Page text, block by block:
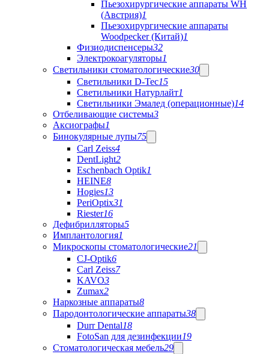
Пьезохирургические аппараты WH
(Австрия)1
Пьезохирургические аппараты
Woodpecker (Китай)1
Физиодиспенсеры32
Электрокоагуляторы1
Светильники стоматологические30
Светильники D-Tec15
Светильники Натурлайт1
Светильники Эмалед (операционные)14
Отбеливающие системы3
Аксиографы1
Бинокулярные лупы75
Carl Zeiss4
DentLight2
Eschenbach Optik1
HEINE8
Hogies13
PeriOptix31
Riester16
Дефибрилляторы5
Имплантология1
Микроскопы стоматологические21
CJ-Optik6
Carl Zeiss7
KAVO3
Zumax2
Наркозные аппараты8
Пародонтологические аппараты38
Durr Dental18
FotoSan для дезинфекции19
Стоматологическая мебель29